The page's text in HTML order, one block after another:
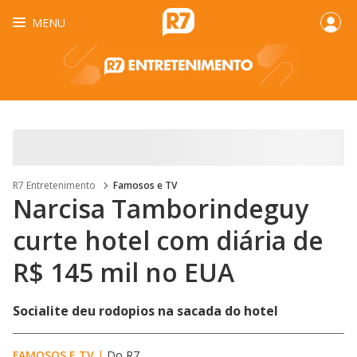
MENU
R7 Entretenimento Famosos e TV
Narcisa Tamborindeguy
curte hotel com diária de
R$ 145 mil no EUA
Socialite deu rodopios na sacada do hotel